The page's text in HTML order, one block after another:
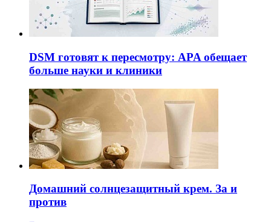
DSM готовят к пересмотру: APA обещает
больше науки и клиники
Домашний солнцезащитный крем. За и
против